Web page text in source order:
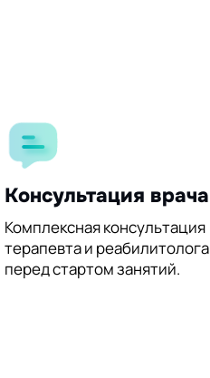
Консультация врача
Комплексная консультация
терапевта и реабилитолога
перед стартом занятий.